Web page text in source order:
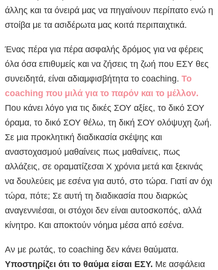
άλλης και τα όνειρά μας να πηγαίνουν περίπατο ενώ η
στοίβα με τα ασιδέρωτα μας κοιτά περιπαιχτικά.
Ένας πέρα για πέρα ασφαλής δρόμος για να φέρεις
όλα όσα επιθυμείς και να ζήσεις τη ζωή που ΕΣΥ θες
συνειδητά, είναι αδιαμφισβήτητα το coaching. Το
coaching που μιλά για το παρόν και το μέλλον.
Που κάνει λόγο για τις δικές ΣΟΥ αξίες, το δικό ΣΟΥ
όραμα, το δικό ΣΟΥ θέλω, τη δική ΣΟΥ ολόψυχη ζωή.
Σε μια προκλητική διαδικασία σκέψης και
αναστοχασμού μαθαίνεις πως μαθαίνεις, πως
αλλάζεις, σε οραματίζεσαι Χ χρόνια μετά και ξεκινάς
να δουλεύεις με εσένα για αυτό, στο τώρα. Γιατί αν όχι
τώρα, πότε; Σε αυτή τη διαδικασία που διαρκώς
αναγεννιέσαι, οι στόχοι δεν είναι αυτοσκοπός, αλλά
κίνητρο. Και αποκτούν νόημα μέσα από εσένα.
Αν με ρωτάς, το coaching δεν κάνει θαύματα.
Υποστηρίζει ότι το θαύμα είσαι ΕΣΥ. Με ασφάλεια